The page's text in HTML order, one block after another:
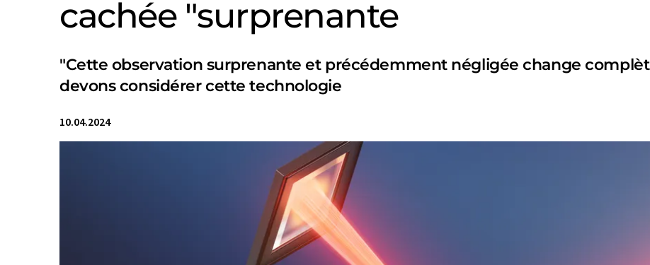
cachée "surprenante
"Cette observation surprenante et précédemment négligée change
devons considérer cette technologie
10.04.2024